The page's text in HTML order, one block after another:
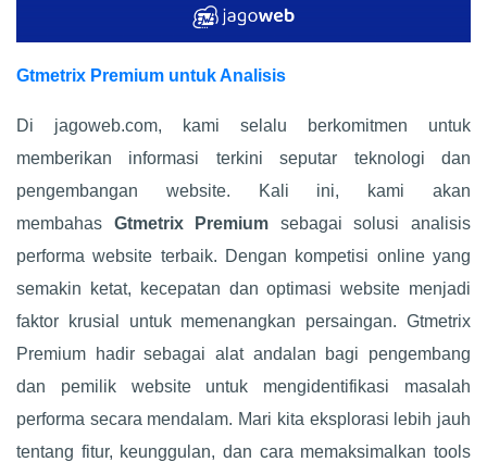
Gtmetrix Premium untuk Analisis
Di jagoweb.com, kami selalu berkomitmen untuk
memberikan informasi terkini seputar teknologi dan
pengembangan website. Kali ini, kami akan
membahas Gtmetrix Premium sebagai solusi analisis
performa website terbaik. Dengan kompetisi online yang
semakin ketat, kecepatan dan optimasi website menjadi
faktor krusial untuk memenangkan persaingan. Gtmetrix
Premium hadir sebagai alat andalan bagi pengembang
dan pemilik website untuk mengidentifikasi masalah
performa secara mendalam. Mari kita eksplorasi lebih jauh
tentang fitur, keunggulan, dan cara memaksimalkan tools